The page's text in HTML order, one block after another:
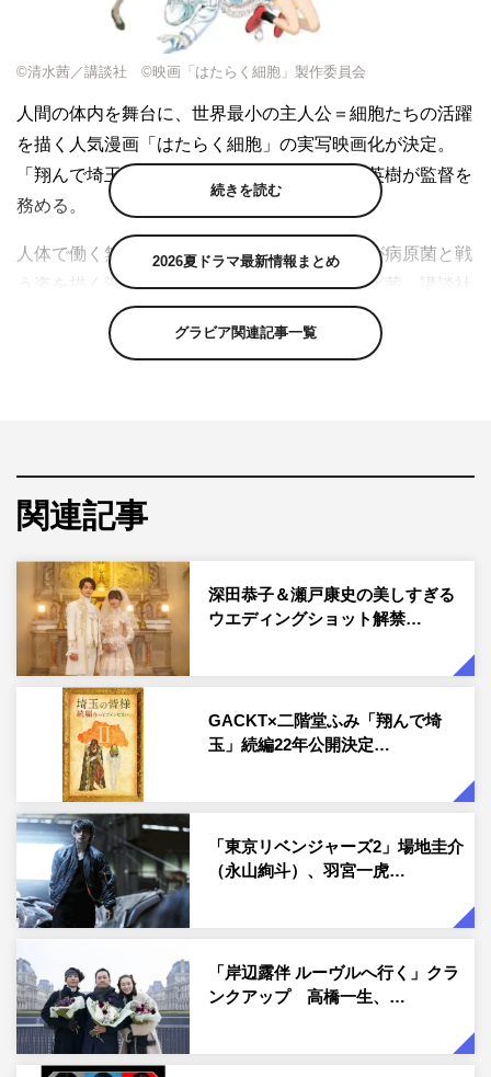
©清水茜／講談社 ©映画「はたらく細胞」製作委員会
人間の体内を舞台に、世界最小の主人公＝細胞たちの活躍
を描く人気漫画「はたらく細胞」の実写映画化が決定。
「翔んで埼玉」「テルマエ・ロマエ」の武内英樹が監督を
務める。
人体で働く無数の細胞たちを擬人化し、彼らが病原菌と戦
う姿を描く漫画「はたらく細胞」（著者：清水茜、講談社
「月刊少年シリウス」所載）が原作。斬新かつユニークな
設定が話題を呼び、「このマンガがすごい! 2016」オトコ
たらかない細胞」「はたらく細胞BLACK」などのスピン
ーズ累計950万部を突破。個性豊かな細胞キャラたちが繰
り広げるコミカルでアツいドラマ、そして「楽しみながら
勉強にもなる」という学習要素も大好評を博し、大人から
子供まで幅広い年代に支持されている。
そして2023年、100周年を迎えるワーナー・ブラザース映
画が「はたらく細胞」を日本映画界最大スケールで実写映
画化するビッグプロジェクトを始動。監督はヒットメーカ
ー・武内英樹。映画デビュー作「のだめカンタービレ」前
後編が興行収入78.2億円、続く「テルマエ・ロマエ」2作
が104億円、さらに2021年第43回日本アカデミー賞最優秀
監督賞を受賞した「翔んで埼玉」が37.6億円と、大ヒット
を連発、監督7作品の累計興行収入が230億円超という驚
異的な成績を記録している。
武内監督は今回の映画化に際し、「普段見ることのできな
い体内の世界では日々一体どんなことが起こっているの
か？ 細胞たちの日常を、笑いと学びにあふれた壮大なス
続きを読む
2026夏ドラマ最新情報まとめ
グラビア関連記事一覧
関連記事
深田恭子＆瀬戸康史の美しすぎる
ウエディングショット解禁…
GACKT×二階堂ふみ「翔んで埼
玉」続編22年公開決定…
「東京リベンジャーズ2」場地圭介
（永山絢斗）、羽宮一虎…
「岸辺露伴 ルーヴルへ行く」クラ
ンクアップ 高橋一生、…